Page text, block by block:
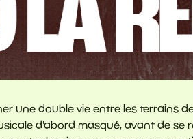
une double vie entre les terrains
d'abord masqué, avant de se